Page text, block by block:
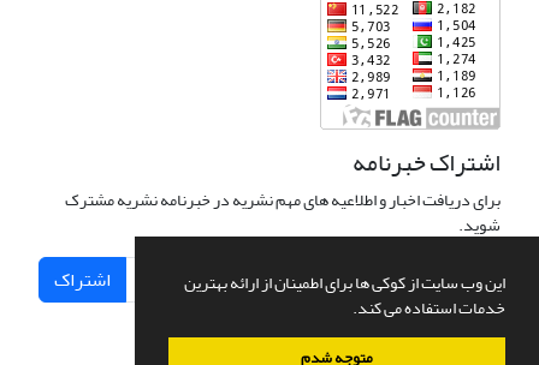
این وب سایت از کوکی ها برای اطمینان از ارائه بهترین
خدمات استفاده می کند.
متوجه شدم
اشتراک خبرنامه
برای دریافت اخبار و اطلاعیه های مهم نشریه در خبرنامه نشریه مشترک
شوید.
اشتراک